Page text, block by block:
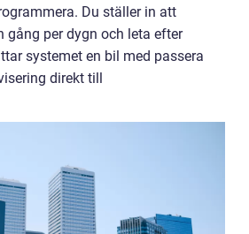
Du ställer in att
gång per dygn och leta efter
systemet en bil med passera
direkt till